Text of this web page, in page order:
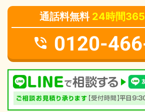
通話料無料 24時間365
0120-